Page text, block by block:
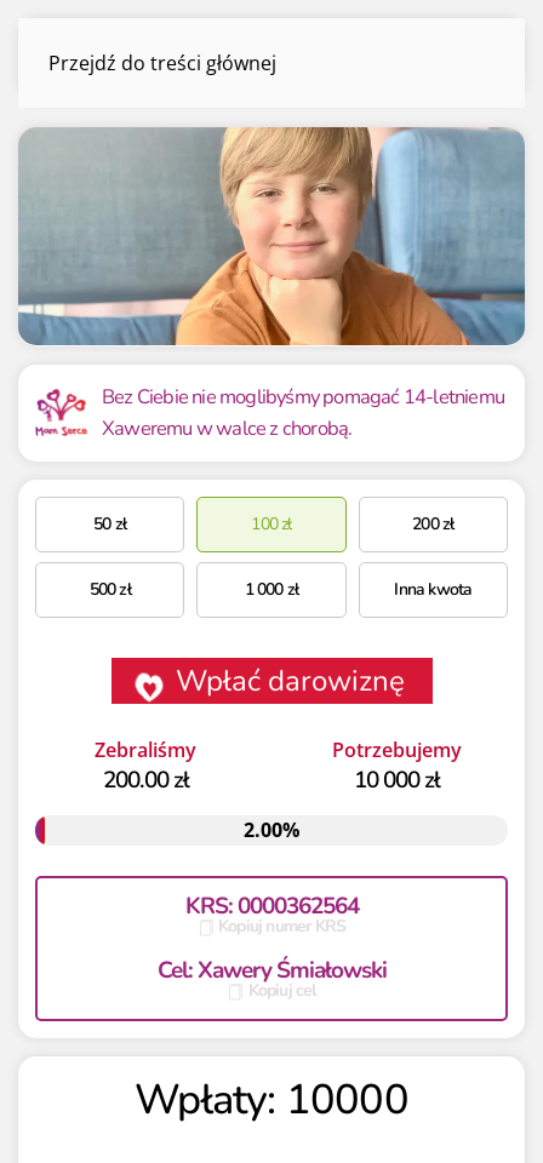
Przejdź do treści głównejXawery Śmiałowski
Mamy już
200.00 zł
Potrzebujemy
10 000 zł
2.00% 2.00%
Bez Ciebie nie moglibyśmy pomagać 14-letniemu
Xaweremu w walce z chorobą.
50zł 100zł 200zł
500zł 1 000zł Inna kwota
Wpłać darowiznę
Zebraliśmy
200.00 zł
Potrzebujemy
10 000 zł
2.00%
2.00%
KRS: 0000362564
Kopiuj numer KRS
Cel: Xawery Śmiałowski
Kopiuj cel
Wpłaty: 10000